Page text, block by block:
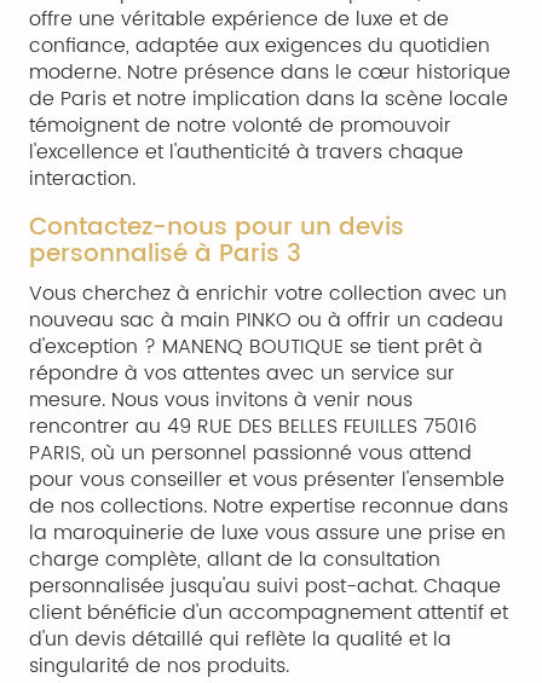
offre une véritable expérience de luxe et de
confiance, adaptée aux exigences du quotidien
moderne. Notre présence dans le cœur historique
de Paris et notre implication dans la scène locale
témoignent de notre volonté de promouvoir
l'excellence et l'authenticité à travers chaque
interaction.
Contactez-nous pour un devis
personnalisé à Paris 3
Vous cherchez à enrichir votre collection avec un
nouveau sac à main PINKO ou à offrir un cadeau
d'exception ? MANENQ BOUTIQUE se tient prêt à
répondre à vos attentes avec un service sur
mesure. Nous vous invitons à venir nous
rencontrer au 49 RUE DES BELLES FEUILLES 75016
PARIS, où un personnel passionné vous attend
pour vous conseiller et vous présenter l'ensemble
de nos collections. Notre expertise reconnue dans
la maroquinerie de luxe vous assure une prise en
charge complète, allant de la consultation
personnalisée jusqu'au suivi post-achat. Chaque
client bénéficie d'un accompagnement attentif et
d'un devis détaillé qui reflète la qualité et la
singularité de nos produits.